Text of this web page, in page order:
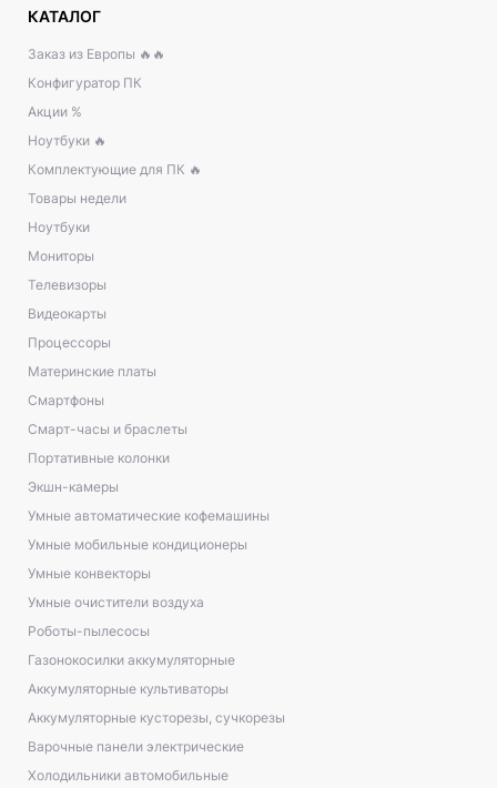
КАТАЛОГ
Заказ из Европы 🔥🔥
Конфигуратор ПК
Акции %
Ноутбуки 🔥
Комплектующие для ПК 🔥
Товары недели
Ноутбуки
Мониторы
Телевизоры
Видеокарты
Процессоры
Материнские платы
Смартфоны
Смарт-часы и браслеты
Портативные колонки
Экшн-камеры
Умные автоматические кофемашины
Умные мобильные кондиционеры
Умные конвекторы
Умные очистители воздуха
Роботы-пылесосы
Газонокосилки аккумуляторные
Аккумуляторные культиваторы
Аккумуляторные кусторезы, сучкорезы
Варочные панели электрические
Холодильники автомобильные